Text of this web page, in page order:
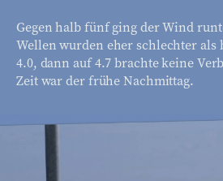
Gegen halb fünf ging der Wind
Wellen wurden eher schlechter als
4.0, dann auf 4.7 brachte keine
Zeit war der frühe Nachmittag.